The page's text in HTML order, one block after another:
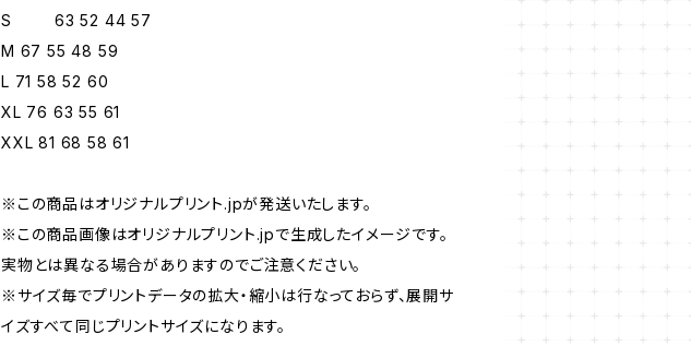
S 63 52 44 57
M 67 55 48 59
L 71 58 52 60
XL 76 63 55 61
XXL 81 68 58 61
※この商品はオリジナルプリント.jpが発送いたします。
※この商品画像はオリジナルプリント.jpで生成したイメージです。
実物とは異なる場合がありますのでご注意ください。
※サイズ毎でプリントデータの拡大・縮小は行なっておらず、展開サ
イズすべて同じプリントサイズになります。